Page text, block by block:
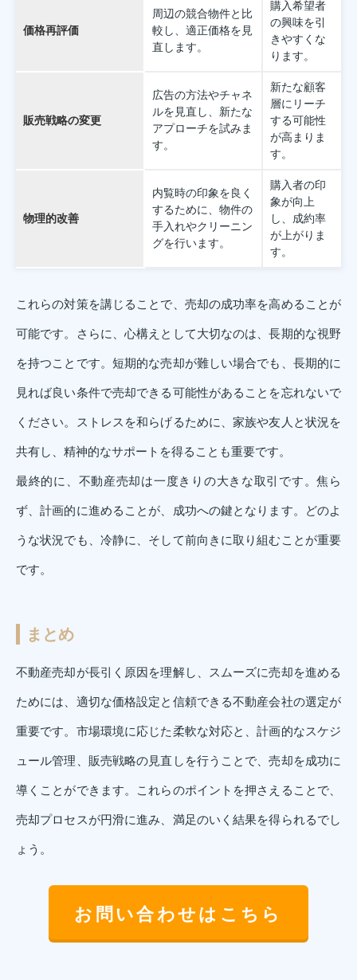
価格再評価
周辺の競合物件と比
較し、適正価格を見
直します。
購入希望者
の興味を引
きやすくな
ります。
販売戦略の変更
広告の方法やチャネ
ルを見直し、新たな
アプローチを試みま
す。
新たな顧客
層にリーチ
する可能性
が高まりま
す。
物理的改善
内覧時の印象を良く
するために、物件の
手入れやクリーニン
グを行います。
購入者の印
象が向上
し、成約率
が上がりま
す。
これらの対策を講じることで、売却の成功率を高めることが
可能です。さらに、心構えとして大切なのは、長期的な視野
を持つことです。短期的な売却が難しい場合でも、長期的に
見れば良い条件で売却できる可能性があることを忘れないで
ください。ストレスを和らげるために、家族や友人と状況を
共有し、精神的なサポートを得ることも重要です。
最終的に、不動産売却は一度きりの大きな取引です。焦ら
ず、計画的に進めることが、成功への鍵となります。どのよ
うな状況でも、冷静に、そして前向きに取り組むことが重要
です。
まとめ
不動産売却が長引く原因を理解し、スムーズに売却を進める
ためには、適切な価格設定と信頼できる不動産会社の選定が
重要です。市場環境に応じた柔軟な対応と、計画的なスケジ
ュール管理、販売戦略の見直しを行うことで、売却を成功に
導くことができます。これらのポイントを押さえることで、
売却プロセスが円滑に進み、満足のいく結果を得られるでし
ょう。
お問い合わせはこちら